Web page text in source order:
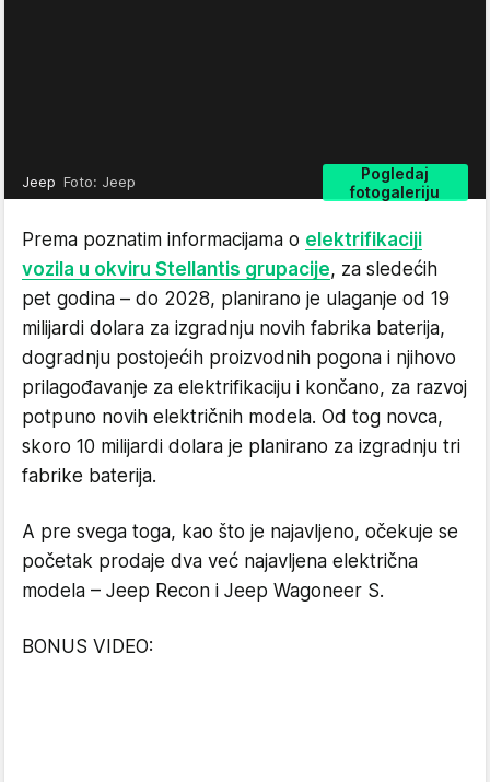
Pogledaj
fotogaleriju
Jeep Foto: Jeep
Prema poznatim informacijama o elektrifikaciji
vozila u okviru Stellantis grupacije, za sledećih
pet godina – do 2028, planirano je ulaganje od 19
milijardi dolara za izgradnju novih fabrika baterija,
dogradnju postojećih proizvodnih pogona i njihovo
prilagođavanje za elektrifikaciju i končano, za razvoj
potpuno novih električnih modela. Od tog novca,
skoro 10 milijardi dolara je planirano za izgradnju tri
fabrike baterija.
A pre svega toga, kao što je najavljeno, očekuje se
početak prodaje dva već najavljena električna
modela – Jeep Recon i Jeep Wagoneer S.
BONUS VIDEO: